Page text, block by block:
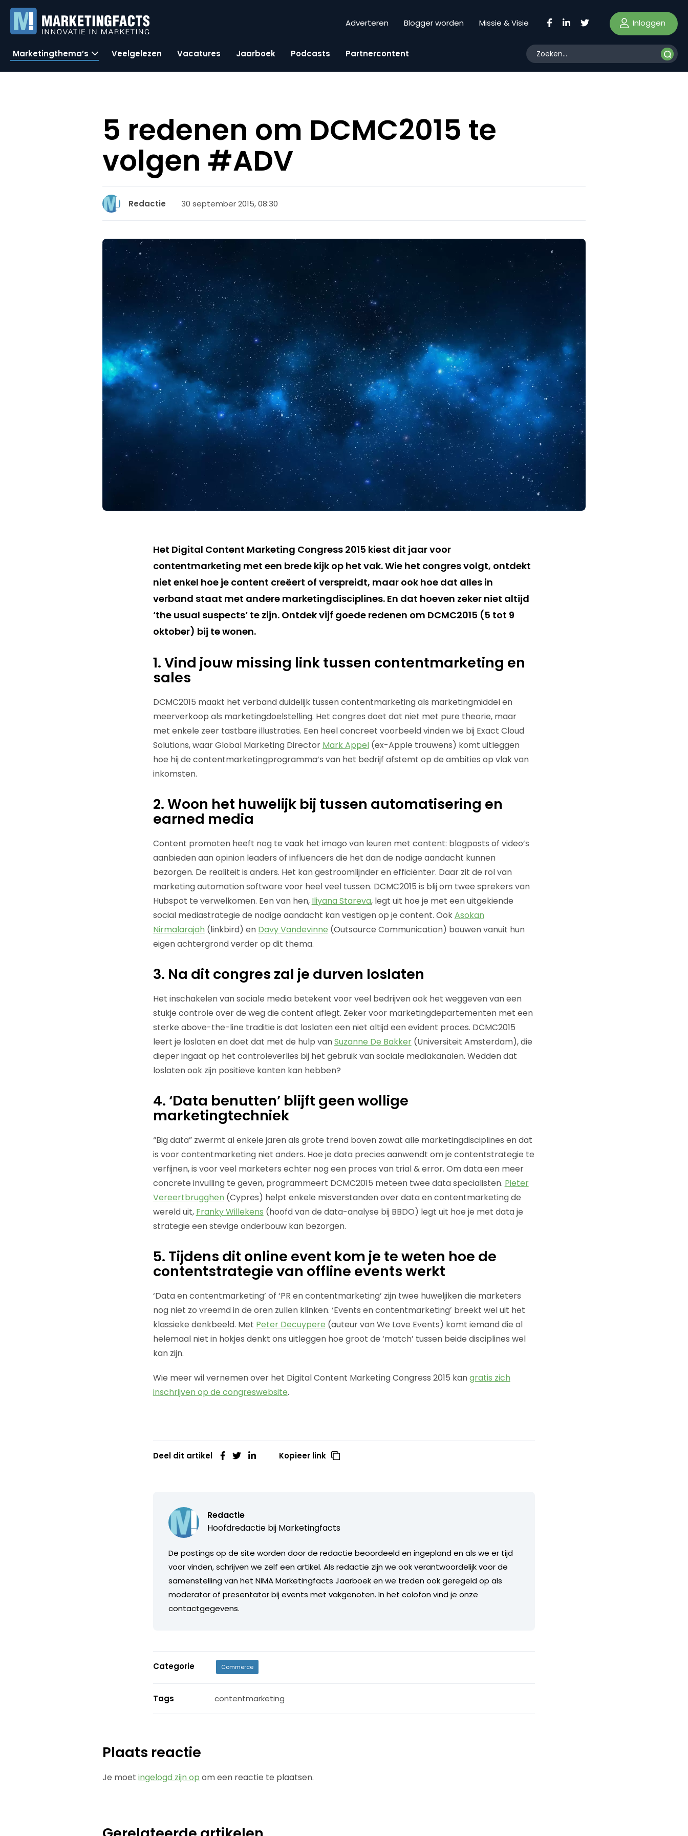
Adverteren Blogger worden Missie & Visie Inloggen
Marketingthema’s Veelgelezen Vacatures Jaarboek Podcasts Partnercontent
5 redenen om DCMC2015 te
volgen #ADV
Redactie 30 september 2015, 08:30
Het Digital Content Marketing Congress 2015 kiest dit jaar voor
contentmarketing met een brede kijk op het vak. Wie het congres volgt, ontdekt
niet enkel hoe je content creëert of verspreidt, maar ook hoe dat alles in
verband staat met andere marketingdisciplines. En dat hoeven zeker niet altijd
‘the usual suspects’ te zijn. Ontdek vijf goede redenen om DCMC2015 (5 tot 9
oktober) bij te wonen.
1. Vind jouw missing link tussen contentmarketing en
sales
DCMC2015 maakt het verband duidelijk tussen contentmarketing als marketingmiddel en
meerverkoop als marketingdoelstelling. Het congres doet dat niet met pure theorie, maar
met enkele zeer tastbare illustraties. Een heel concreet voorbeeld vinden we bij Exact Cloud
Solutions, waar Global Marketing Director Mark Appel(ex-Apple trouwens) komt uitleggen
hoe hij de contentmarketingprogramma’s van het bedrijf afstemt op de ambities op vlak van
inkomsten.
2. Woon het huwelijk bij tussen automatisering en
earned media
Content promoten heeft nog te vaak het imago van leuren met content: blogposts of video’s
aanbieden aan opinion leaders of influencers die het dan de nodige aandacht kunnen
bezorgen. De realiteit is anders. Het kan gestroomlijnder en efficiënter. Daar zit de rol van
marketing automation software voor heel veel tussen. DCMC2015 is blij om twee sprekers van
Hubspot te verwelkomen. Een van hen, Iliyana Stareva, legt uit hoe je met een uitgekiende
social mediastrategie de nodige aandacht kan vestigen op je content. OokAsokan
Nirmalarajah (linkbird) en Davy Vandevinne (Outsource Communication) bouwen vanuit hun
eigen achtergrond verder op dit thema.
3. Na dit congres zal je durven loslaten
Het inschakelen van sociale media betekent voor veel bedrijven ook het weggeven van een
stukje controle over de weg die content aflegt. Zeker voor marketingdepartementen met een
sterke above-the-line traditie is dat loslaten een niet altijd een evident proces. DCMC2015
leert je loslaten en doet dat met de hulp vanSuzanne De Bakker(Universiteit Amsterdam), die
dieper ingaat op het controleverlies bij het gebruik van sociale mediakanalen. Wedden dat
loslaten ook zijn positieve kanten kan hebben?
4. ‘Data benutten’ blijft geen wollige
marketingtechniek
“Big data” zwermt al enkele jaren als grote trend boven zowat alle marketingdisciplines en dat
is voor contentmarketing niet anders. Hoe je data precies aanwendt om je contentstrategie te
verfijnen, is voor veel marketers echter nog een proces van trial & error. Om data een meer
concrete invulling te geven, programmeert DCMC2015 meteen twee data specialisten. Pieter
Vereertbrugghen (Cypres) helpt enkele misverstanden over data en contentmarketing de
wereld uit, Franky Willekens (hoofd van de data-analyse bij BBDO) legt uit hoe je met data je
strategie een stevige onderbouw kan bezorgen.
5. Tijdens dit online event kom je te weten hoe de
contentstrategie van offline events werkt
‘Data en contentmarketing’ of ‘PR en contentmarketing’ zijn twee huweljiken die marketers
nog niet zo vreemd in de oren zullen klinken. ‘Events en contentmarketing’ breekt wel uit het
klassieke denkbeeld. Met Peter Decuypere (auteur van We Love Events) komt iemand die al
helemaal niet in hokjes denkt ons uitleggen hoe groot de ‘match’ tussen beide disciplines wel
kan zijn.
Wie meer wil vernemen over het Digital Content Marketing Congress 2015 kangratis zich
inschrijven op de congreswebsite.
Deel dit artikel Kopieer link
Redactie
Hoofdredactie bij Marketingfacts
De postings op de site worden door de redactie beoordeeld en ingepland en als we er tijd
voor vinden, schrijven we zelf een artikel. Als redactie zijn we ook verantwoordelijk voor de
samenstelling van het NIMA Marketingfacts Jaarboek en we treden ook geregeld op als
moderator of presentator bij events met vakgenoten. In het colofon vind je onze
contactgegevens.
Categorie Commerce
Tags contentmarketing
Plaats reactie
Je moetingelogd zijn op om een reactie te plaatsen.